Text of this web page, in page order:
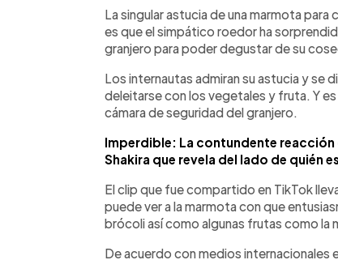
Escuchar artículo
La singular astucia de una marmota para
es que el simpático roedor ha
granjero para poder degustar de su
Los internautas admiran su astucia y se
deleitarse con los vegetales y fruta. Y
cámara de seguridad del granjero.
Imperdible: La contundente reacción
Shakira que revela del lado de quién
El clip que fue compartido en TikTok
puede ver a la marmota con que
brócoli así como algunas frutas como la
De acuerdo con medios internacionales